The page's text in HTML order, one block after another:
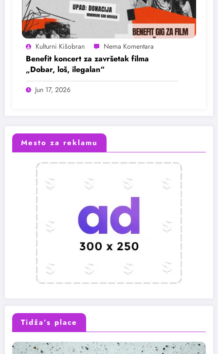
Kulturni Kišobran
Benefit koncert za završetak filma
„Dobar, loš, ilegalan“
Jun 17, 2026
Mesto za reklamu
Tidža’s place